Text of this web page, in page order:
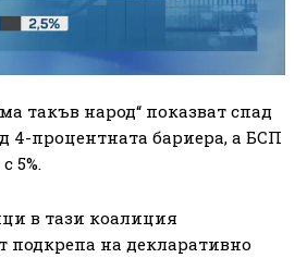
такъв народ“ показват спад
4-процентната бариера, а БСП
5%.
в тази коалиция
подкрепа на декларативно